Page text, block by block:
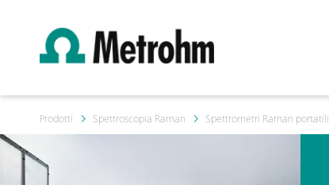
Prodotti Spettroscopia Raman Spettrometri Raman portatili